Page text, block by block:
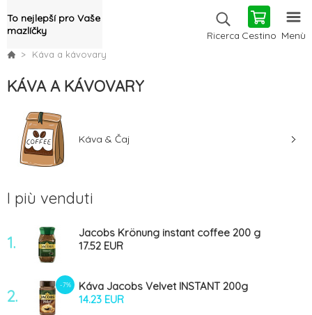
To nejlepší pro Vaše
mazlíčky
Ricerca Cestino Menù
Káva a kávovary
KÁVA A KÁVOVARY
Káva & Čaj
I più venduti
1.
Jacobs Krönung instant coffee 200 g
17.52 EUR
2.
-7%
Káva Jacobs Velvet INSTANT 200g
14.23 EUR